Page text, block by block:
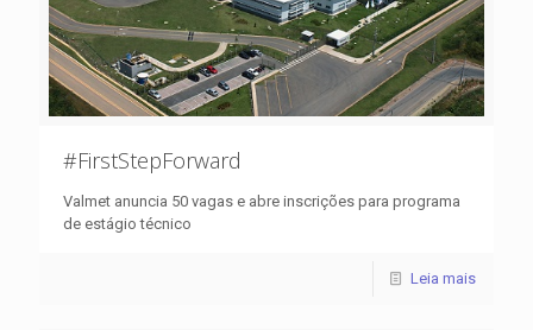
#FirstStepForward
Valmet anuncia 50 vagas e abre inscrições para programa
de estágio técnico
Leia mais